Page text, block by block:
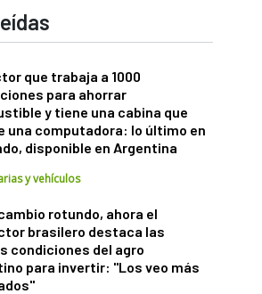
que trabaja a 1000
para ahorrar
y tiene una cabina que
una computadora: lo último en
disponible en Argentina
y vehículos
rotundo, ahora el
brasilero destaca las
condiciones del agro
para invertir: "Los veo más